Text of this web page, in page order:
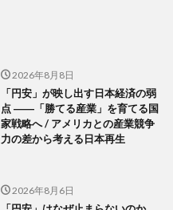
2026年8月8日
「円安」が映し出す日本経済の弱
点 ――「勝てる産業」を育てる国
家戦略へ / アメリカとの産業競争
力の差から考える日本再生
2026年8月6日